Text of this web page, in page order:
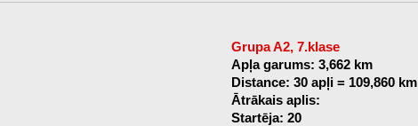
Grupa A2, 7.klase
Apļa garums: 3,662 km
Distance: 30 apļi = 109,860 km
Ātrākais aplis:
Startēja: 20